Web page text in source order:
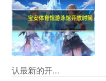
认最新的开...